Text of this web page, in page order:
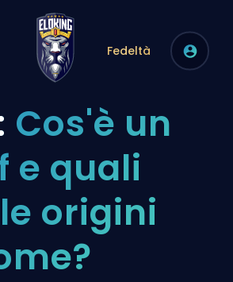
Fedeltà
Cos'è un
e quali
origini